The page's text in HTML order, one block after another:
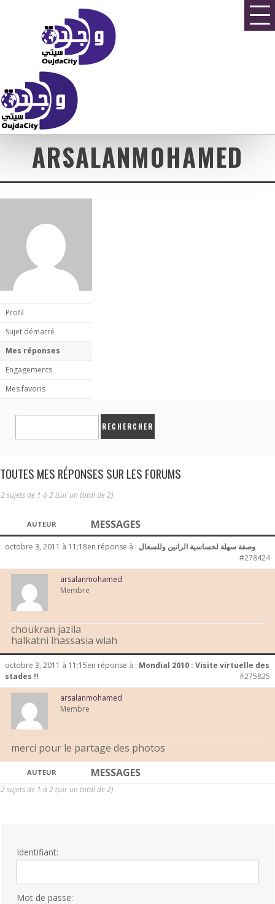
ARSALANMOHAMED
Profil
Sujet démarré
Mes réponses
Engagements
Mes favoris
TOUTES MES RÉPONSES SUR LES FORUMS
2 sujets de 1 à 2 (sur un total de 2)
AUTEUR MESSAGES
octobre 3, 2011 à 11:18en réponse à : وصفة سهلة لحساسية الراتين وللسعال
#278424
arsalanmohamed
Membre
choukran jazila
halkatni lhassasia wlah
octobre 3, 2011 à 11:15en réponse à : Mondial 2010 : Visite virtuelle des
stades !!
#275825
arsalanmohamed
Membre
merci pour le partage des photos
AUTEUR MESSAGES
2 sujets de 1 à 2 (sur un total de 2)
Identifiant:
Mot de passe: